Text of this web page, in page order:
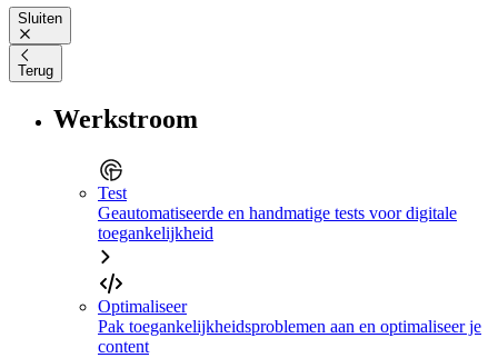
Sluiten
Terug
Werkstroom
Test
Geautomatiseerde en handmatige tests voor digitale
toegankelijkheid
Optimaliseer
Pak toegankelijkheidsproblemen aan en optimaliseer je
content